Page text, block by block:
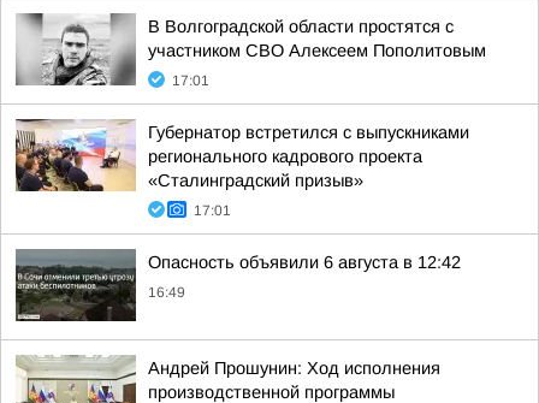
В Волгоградской области простятся с
участником СВО Алексеем Пополитовым
17:01
Губернатор встретился с выпускниками
регионального кадрового проекта
«Сталинградский призыв»
17:01
Опасность объявили 6 августа в 12:42
16:49
Андрей Прошунин: Ход исполнения
производственной программы